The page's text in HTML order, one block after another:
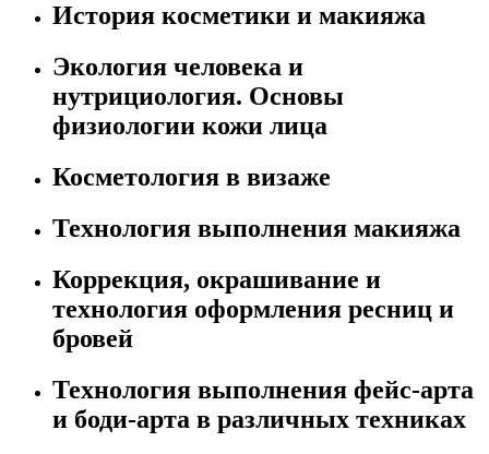
История косметики и макияжа
Экология человека и
нутрициология. Основы
физиологии кожи лица
Косметология в визаже
Технология выполнения макияжа
Коррекция, окрашивание и
технология оформления ресниц и
бровей
Технология выполнения фейс-арта
и боди-арта в различных техниках